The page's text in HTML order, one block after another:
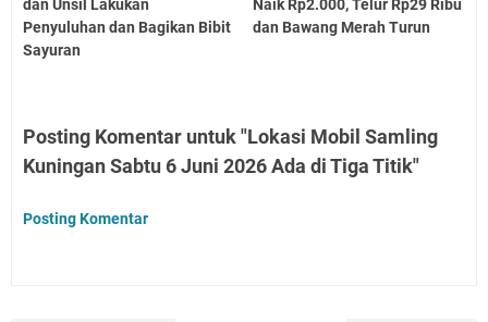
dan Unsil Lakukan
Penyuluhan dan Bagikan Bibit
Sayuran
Naik Rp2.000, Telur Rp29 Ribu
dan Bawang Merah Turun
Posting Komentar untuk "Lokasi Mobil Samling
Kuningan Sabtu 6 Juni 2026 Ada di Tiga Titik"
Posting Komentar